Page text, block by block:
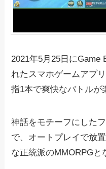
2021年5月25日にGame
れたスマホゲームアプ
指1本で爽快なバトルが
神話をモチーフにした
で、オートプレイで放
な正統派のMMORPGと